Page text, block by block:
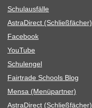
Schul­aus­fälle
Astra­Di­rect (Schließ­fä­cher)
Face­book
You­Tube
Schul­en­gel
Fair­trade Schools Blog
Mensa (Menü­part­ner)
Astra­Di­rect (Schließ­fä­cher)